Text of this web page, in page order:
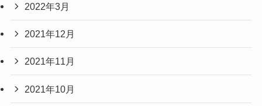
2022年3月
2021年12月
2021年11月
2021年10月